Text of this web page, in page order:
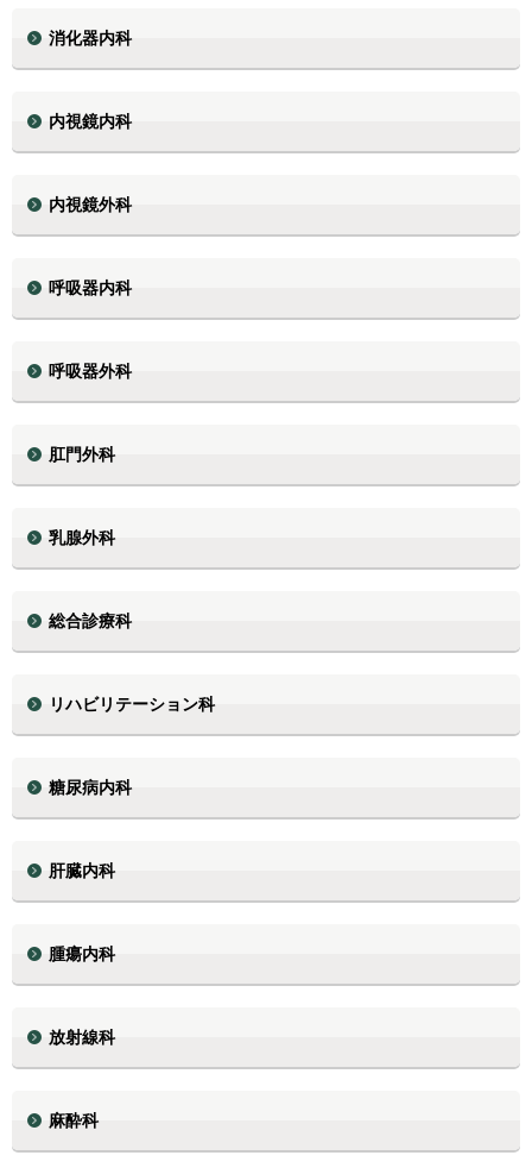
消化器内科
内視鏡内科
内視鏡外科
呼吸器内科
呼吸器外科
肛門外科
乳腺外科
総合診療科
リハビリテーション科
糖尿病内科
肝臓内科
腫瘍内科
放射線科
麻酔科